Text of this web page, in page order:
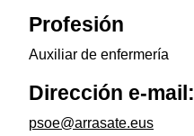
Profesión
Auxiliar de enfermería
Dirección e-mail:
psoe@arrasate.eus